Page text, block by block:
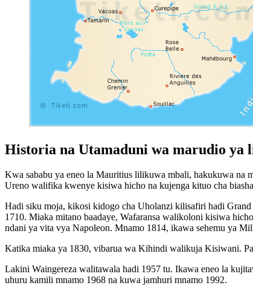
Historia na Utamaduni wa marudio
Kwa sababu ya eneo la Mauritius lilikuwa mbali, hakukuwa na
Ureno walifika kwenye kisiwa hicho na kujenga kituo cha
Hadi siku moja, kikosi kidogo cha Uholanzi kilisafiri hadi
1710. Miaka mitano baadaye, Wafaransa walikoloni kisiwa
ndani ya vita vya Napoleon. Mnamo 1814, ikawa sehemu ya
Katika miaka ya 1830, vibarua wa Kihindi walikuja Kisiwani.
Lakini Waingereza walitawala hadi 1957 tu. Ikawa eneo la
uhuru kamili mnamo 1968 na kuwa jamhuri mnamo 1992.